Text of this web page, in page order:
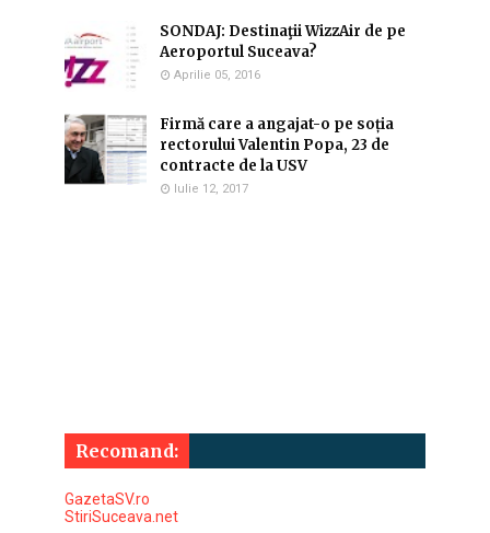
SONDAJ: Destinaţii WizzAir de pe
Aeroportul Suceava?
Aprilie 05, 2016
Firmă care a angajat-o pe soția
rectorului Valentin Popa, 23 de
contracte de la USV
Iulie 12, 2017
Recomand:
GazetaSV.ro
StiriSuceava.net